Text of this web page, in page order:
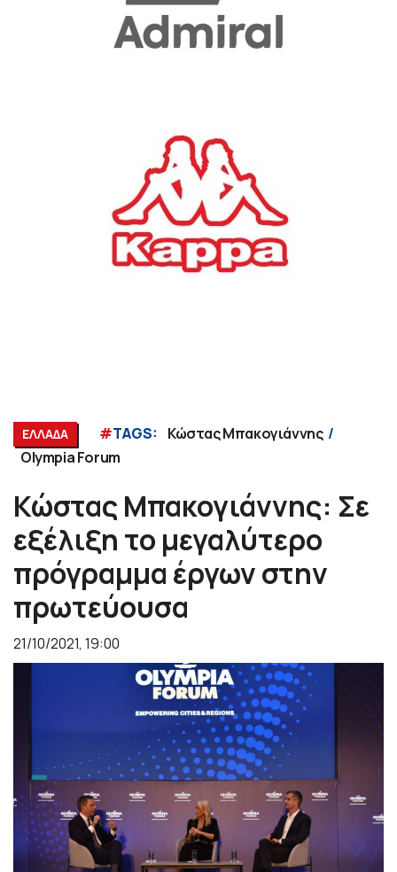
ΕΛΛΑΔΑ #TAGS:
Κώστας Μπακογιάννης
Olympia Forum
Κώστας Μπακογιάννης: Σε
εξέλιξη το μεγαλύτερο
πρόγραμμα έργων στην
πρωτεύουσα
21/10/2021, 19:00